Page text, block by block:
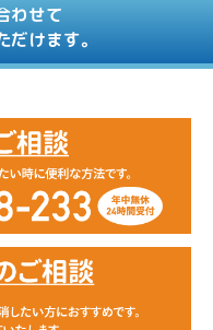
わせて
だけます。